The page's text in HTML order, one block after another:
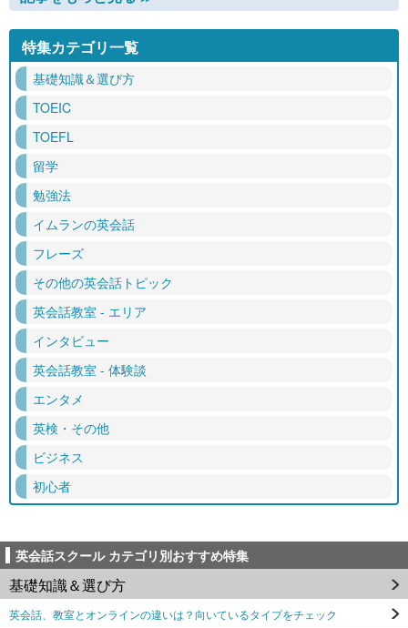
特集カテゴリ一覧
基礎知識＆選び方
TOEIC
TOEFL
留学
勉強法
イムランの英会話
フレーズ
その他の英会話トピック
英会話教室 - エリア
インタビュー
英会話教室 - 体験談
エンタメ
英検・その他
ビジネス
初心者
英会話スクール カテゴリ別おすすめ特集
基礎知識＆選び方
英会話、教室とオンラインの違いは？向いているタイプをチェック